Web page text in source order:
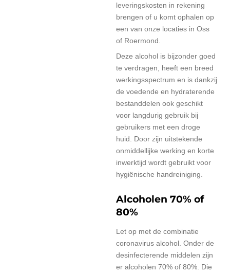
leveringskosten in rekening
brengen of u komt ophalen op
een van onze locaties in Oss
of Roermond.
Deze alcohol is bijzonder goed
te verdragen, heeft een breed
werkingsspectrum en is dankzij
de voedende en hydraterende
bestanddelen ook geschikt
voor langdurig gebruik bij
gebruikers met een droge
huid. Door zijn uitstekende
onmiddellijke werking en korte
inwerktijd wordt gebruikt voor
hygiënische handreiniging.
Alcoholen 70% of
80%
Let op met de combinatie
coronavirus alcohol. Onder de
desinfecterende middelen zijn
er alcoholen 70% of 80%. Die